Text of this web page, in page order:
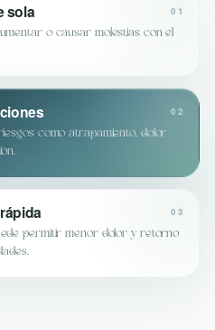
01
sola
o causar molestias con el
02
como atrapamiento, dolor
03
permitir menor dolor y retorno